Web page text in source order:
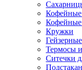
Кофейные
Кружки
Термосы
Ситечки